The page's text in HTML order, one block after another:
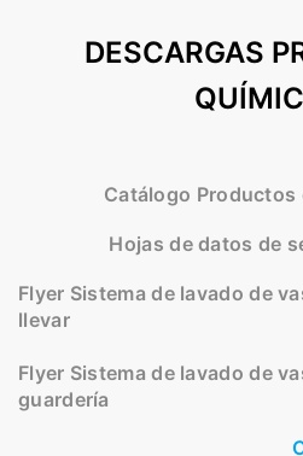
DESCARGAS
Catálogo Productos
Hojas de datos de
Flyer Sistema de lavado de
llevar
Flyer Sistema de lavado de
guardería